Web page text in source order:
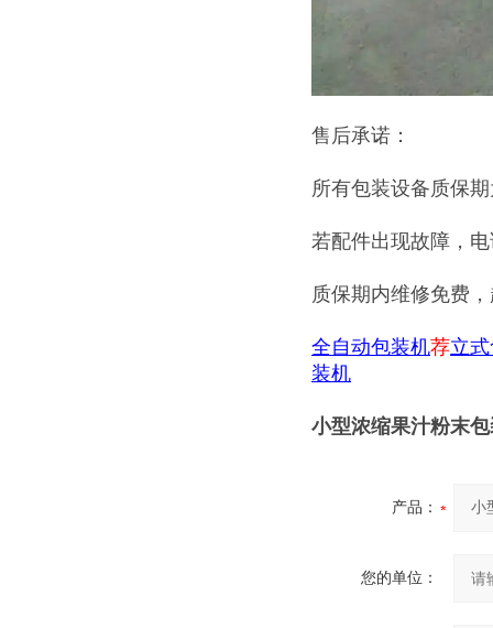
售后承诺：
所有包装设备质保
若配件出现故障，
质保期内维修免费
全自动包装机荐立
装机
小型浓缩果汁粉末
产品：
您的单位：